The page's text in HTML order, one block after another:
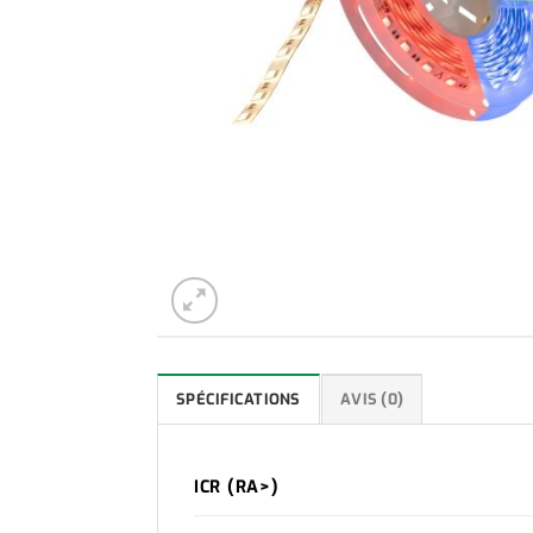
SPÉCIFICATIONS AVIS (0)
ICR (RA>)